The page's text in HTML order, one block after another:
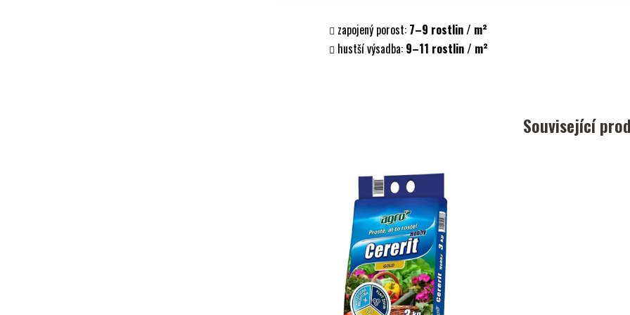
zapojený porost: 7–9 rostlin / m²
hustší výsadba: 9–11 rostlin / m²
Související